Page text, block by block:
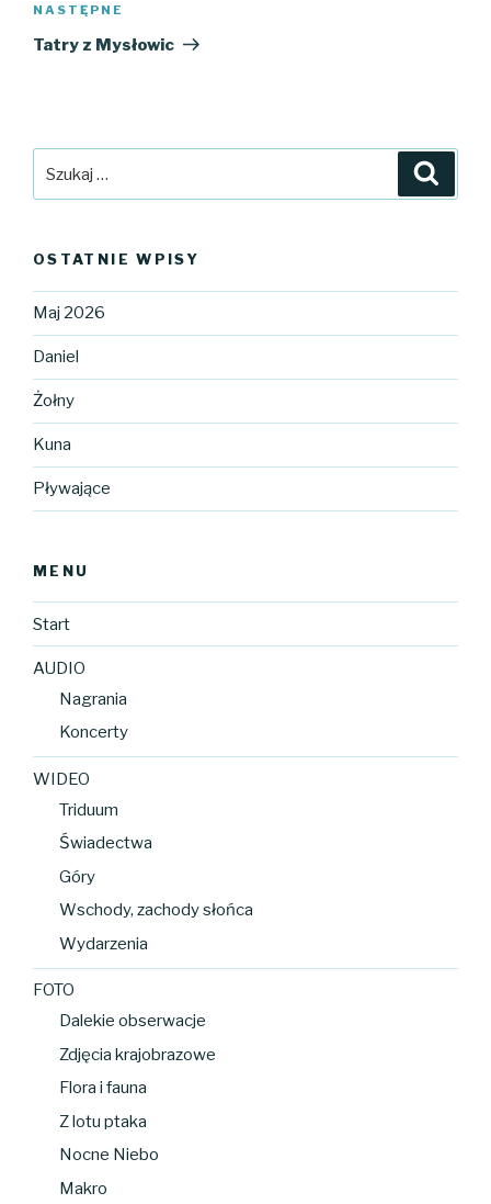
Następny
wpis
NASTĘPNE
Tatry z Mysłowic
OSTATNIE WPISY
Maj 2026
Daniel
Żołny
Kuna
Pływające
MENU
Start
AUDIO
Nagrania
Koncerty
WIDEO
Triduum
Świadectwa
Góry
Wschody, zachody słońca
Wydarzenia
FOTO
Dalekie obserwacje
Zdjęcia krajobrazowe
Flora i fauna
Z lotu ptaka
Nocne Niebo
Makro